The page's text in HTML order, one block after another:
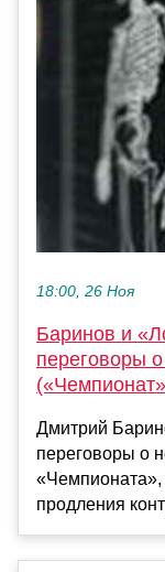
18:00, 26 Ноя
Баринов и
переговоры
Дмитрий
переговоры о
продления